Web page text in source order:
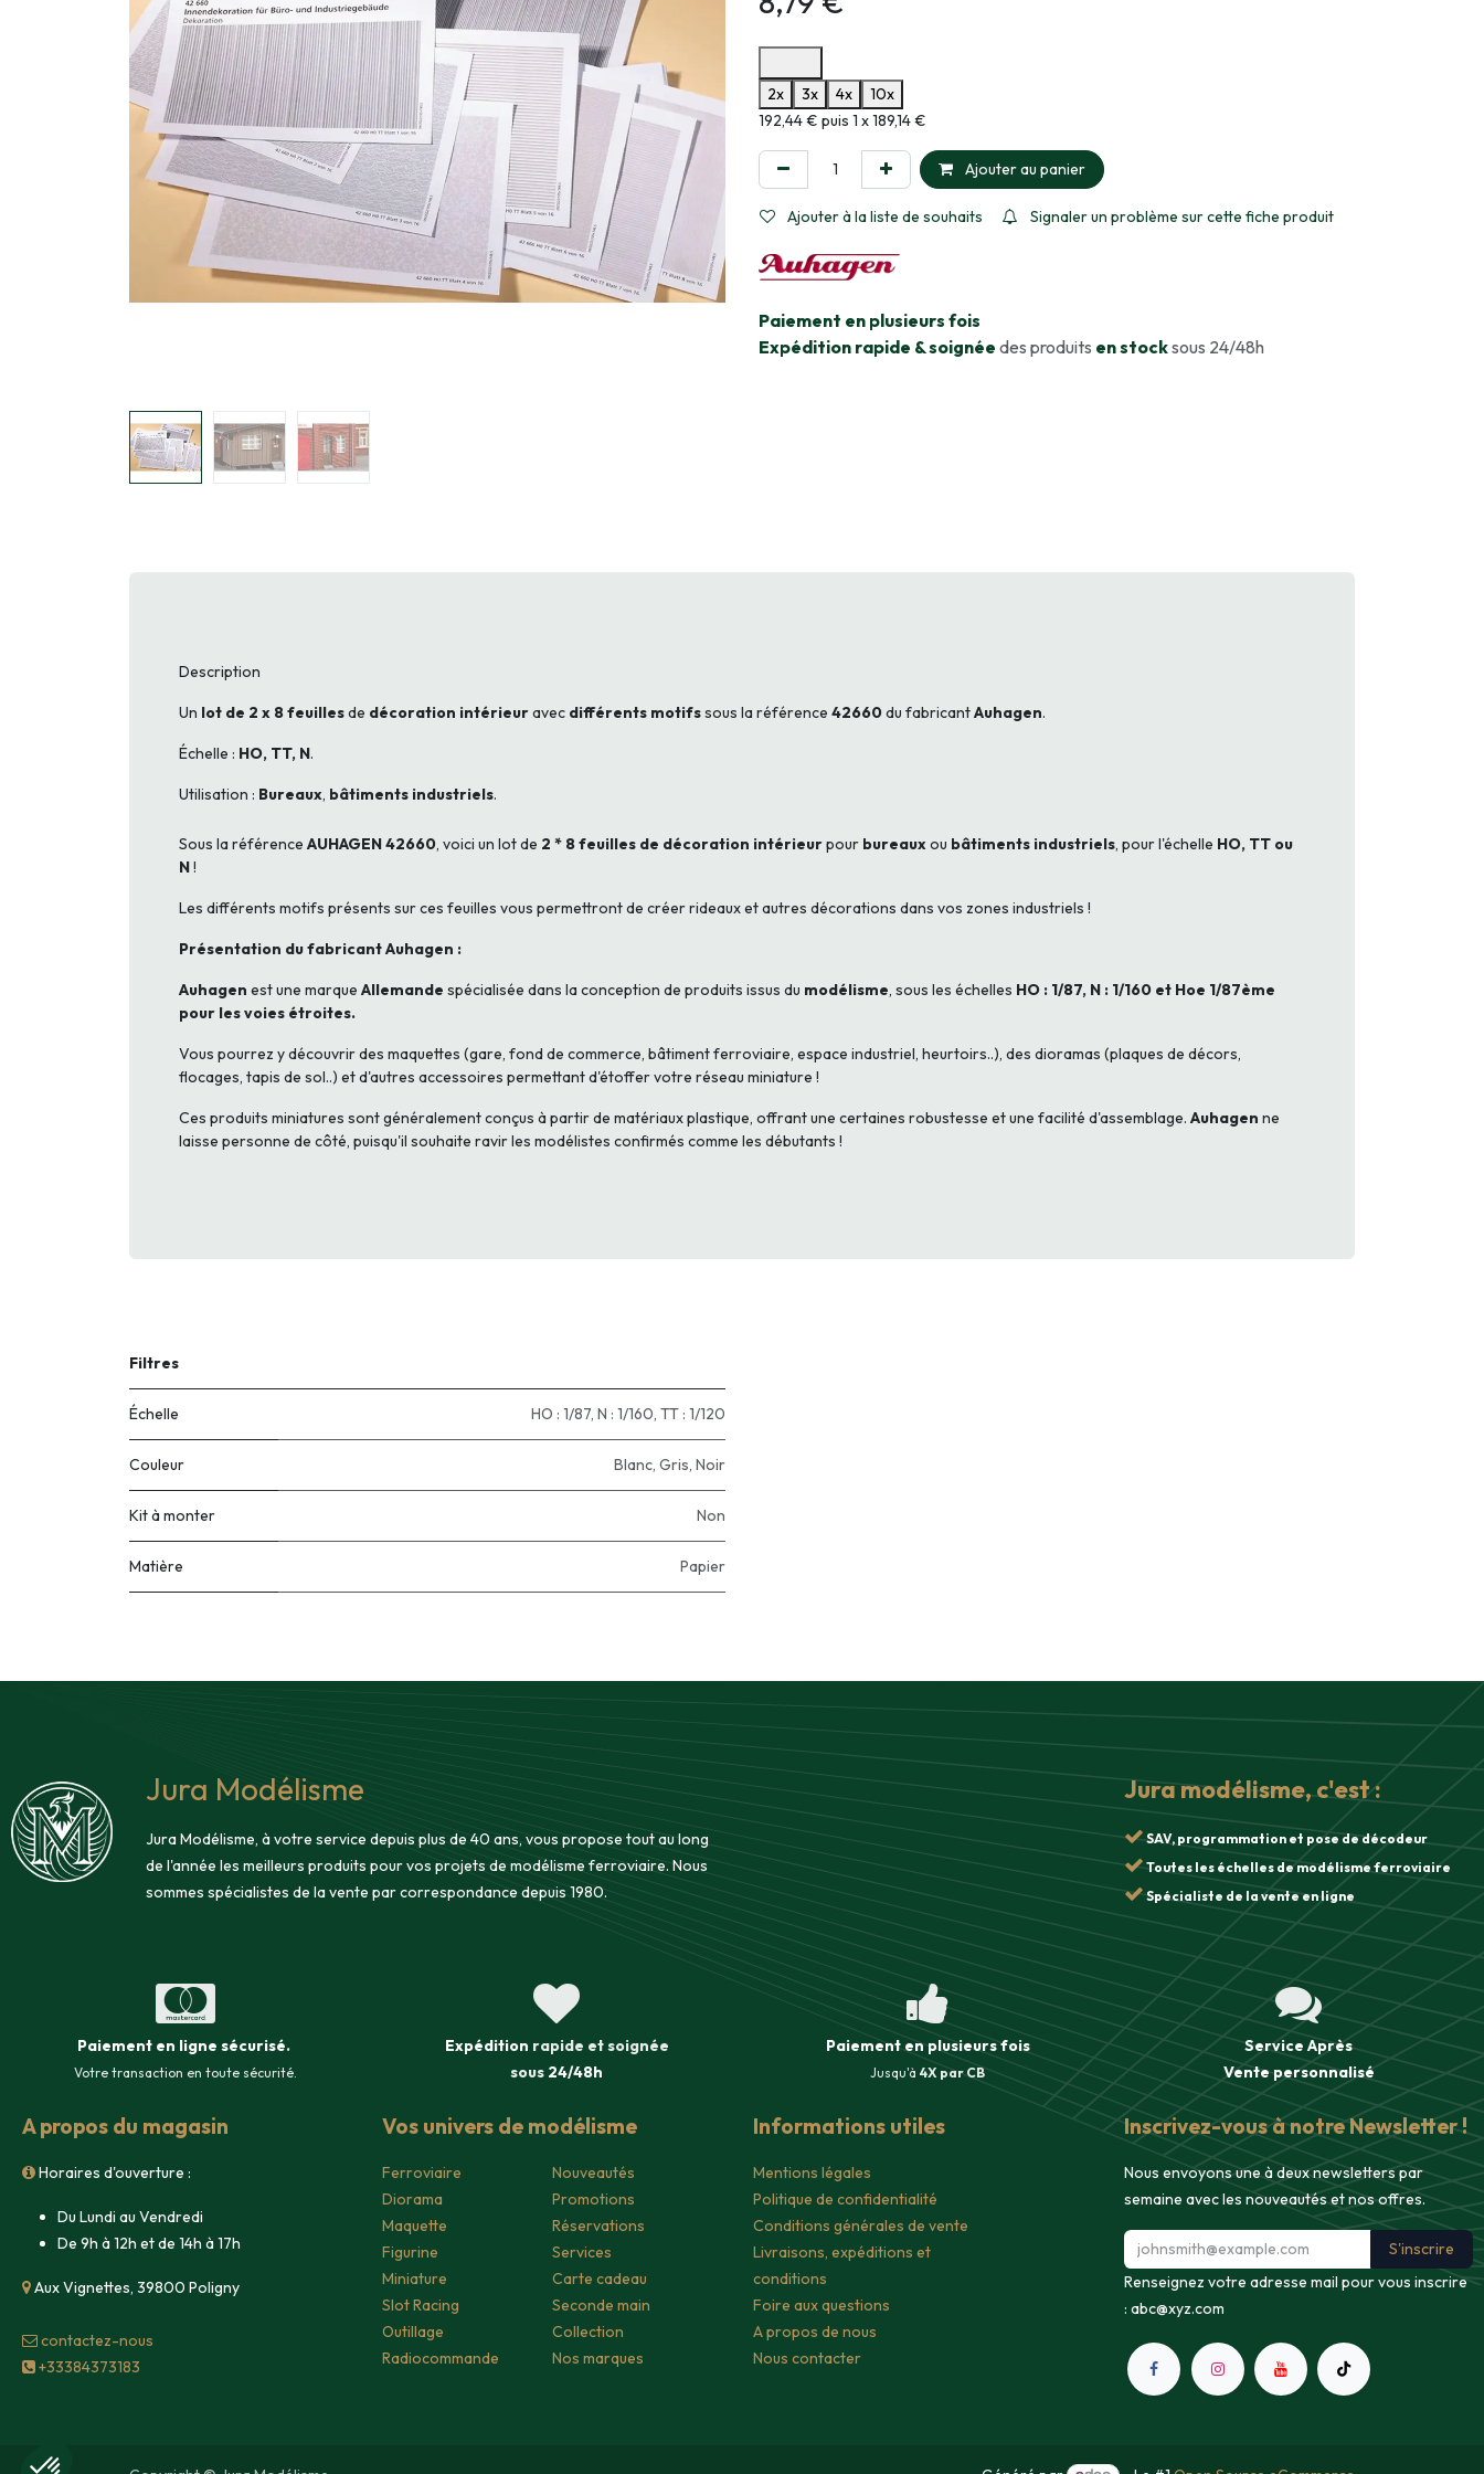
2x
3x 4x
10x
Informations sur le plan de paiement sélectionné
192,44 € puis 1 x 189,14 €
Ajouter au panier
Ajouter à la liste de souhaits Signaler un problème sur cette fiche produit
​Paiement en plusieurs fois
Expédition rapide & soignée des produits en stocksous 24/48h
Description
Un lot de 2 x 8 feuillesde décoration intérieuravec différents motifssous la référence 42660du fabricantAuhagen.
Échelle : HO, TT, N.
Utilisation : Bureaux, bâtiments industriels.
Sous la référence AUHAGEN 42660, voici un lot de 2 * 8 feuilles de décoration intérieurpour bureauxou bâtiments industriels, pour l'échelle HO, TT ou
N!
Les différents motifs présents sur ces feuilles vous permettront de créer rideaux et autres décorations dans vos zones industriels !
Présentation du fabricant Auhagen :
Auhagen est une marque Allemande spécialisée dans la conception de produits issus du modélisme, sous les échelles HO : 1/87, N : 1/160 et Hoe 1/87ème
pour les voies étroites.
Vous pourrez y découvrir des maquettes (gare, fond de commerce, bâtiment ferroviaire, espace industriel, heurtoirs..), des dioramas (plaques de décors,
flocages, tapis de sol..) et d'autres accessoires permettant d'étoffer votre réseau miniature !
Ces produits miniatures sont généralement conçus à partir de matériaux plastique, offrant une certaines robustesse et une facilité d'assemblage. Auhagen ne
laisse personne de côté, puisqu'il souhaite ravir les modélistes confirmés comme les débutants !
Filtres
Échelle HO : 1/87, N : 1/160, TT : 1/120
Couleur Blanc, Gris, Noir
Kit à monter Non
Matière Papier
Jura Modélisme
Jura Modélisme, à votre service depuis plus de 40 ans, vous propose tout au long
de l'année les meilleurs produits pour vos projets de modélisme ferroviaire. Nous
sommes spécialistes de la vente par correspondance depuis 1980.
Paiement en ligne sécurisé.
Votre transaction en toute sécurité.
Expédition rapide et soignée
sous 24/48h
Paiement en plusieurs fois
Jusqu'à 4X par CB
Service Après
Ventepersonnalisé
A propos du magasin
Horaires d'ouverture :
Du Lundi au Vendredi
De 9h à 12h et de 14h à 17h
Aux Vignettes, 39800 Poligny
contacte​z-nous
+33384373183
Vos univers de modélisme
Ferroviaire
Diorama
Maquette
Figurine
Miniature
Slot Racing
Outillage
Radiocommande
Nouveautés
Promotions
Réservations
Services
Carte cadeau
Seconde main
Collection
Nos marques
Informations utiles
Mentions légales
Politique de confidentialité
Conditions générales de vente
Livraisons, expéditions et
conditions
Foire aux questions
A propos de nous
Nous contacter
Inscrivez-vous à notre Newsletter !
Nous envoyons une à deux newsletters par
semaine avec les nouveautés et nos offres.
S'inscrire
Renseignez votre adresse mail pour vous inscrire
: abc@xyz.com
Jura modélisme, c'est :
SAV, programmation et pose de décodeur
Toutes les échelles de modélisme ferroviaire
Spécialiste de la vente en ligne